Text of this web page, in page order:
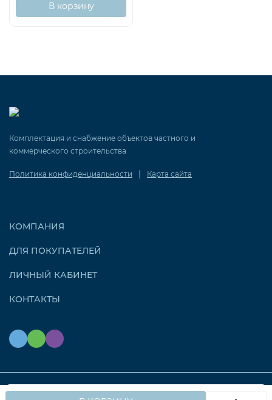
В корзину
Комплектация и снабжение объектов частного и
коммерческого строительства
Политика конфиденциальности | Карта сайта
КОМПАНИЯ
ДЛЯ ПОКУПАТЕЛЕЙ
ЛИЧНЫЙ КАБИНЕТ
КОНТАКТЫ